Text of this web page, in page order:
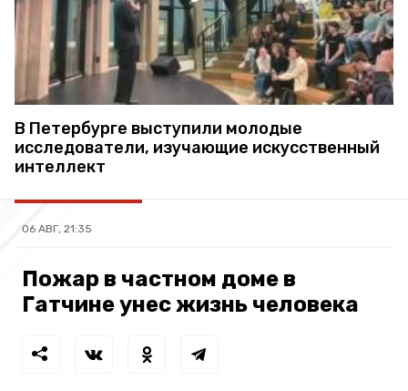
В Петербурге выступили молодые
исследователи, изучающие искусственный
интеллект
06 АВГ, 21:35
Пожар в частном доме в
Гатчине унес жизнь человека